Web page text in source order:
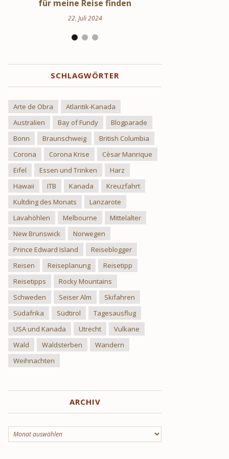
Uppland
24. März 2024
SCHLAGWÖRTER
Arte de Obra
Atlantik-Kanada
Australien
Bay of Fundy
Blogparade
Bonn
Braunschweig
British Columbia
Corona
Corona Krise
Cèsar Manrique
Eifel
Essen und Trinken
Harz
Hawaii
ITB Kanada
Kreuzfahrt
Kultding des Monats
Lanzarote
Lavahöhlen
Melbourne
Mittelalter
New Brunswick
Norwegen
Prince Edward Island
Reiseblogger
Reisen
Reiseplanung
Reisetipp
Reisetipps
Rocky Mountains
Schweden
Seiser Alm
Skifahren
Südafrika
Südtirol
Tagesausflug
USA und Kanada
Utrecht
Vulkane
Wald
Waldsterben
Wandern
Weihnachten
ARCHIV
Archiv